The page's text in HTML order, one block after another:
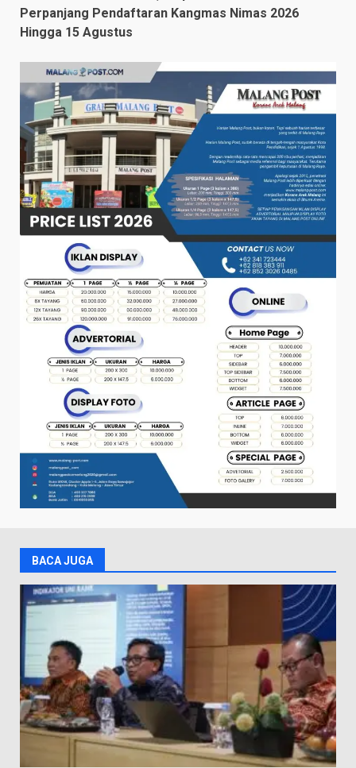
Perpanjang Pendaftaran Kangmas Nimas 2026
Hingga 15 Agustus
BACA JUGA